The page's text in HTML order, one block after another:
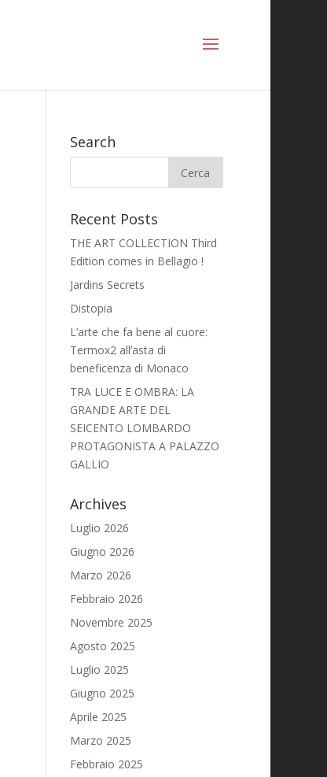
Search
Recent Posts
THE ART COLLECTION Third
Edition comes in Bellagio !
Jardins Secrets
Distopia
L’arte che fa bene al cuore:
Termox2 all’asta di
beneficenza di Monaco
TRA LUCE E OMBRA: LA
GRANDE ARTE DEL
SEICENTO LOMBARDO
PROTAGONISTA A PALAZZO
GALLIO
Archives
Luglio 2026
Giugno 2026
Marzo 2026
Febbraio 2026
Novembre 2025
Agosto 2025
Luglio 2025
Giugno 2025
Aprile 2025
Marzo 2025
Febbraio 2025